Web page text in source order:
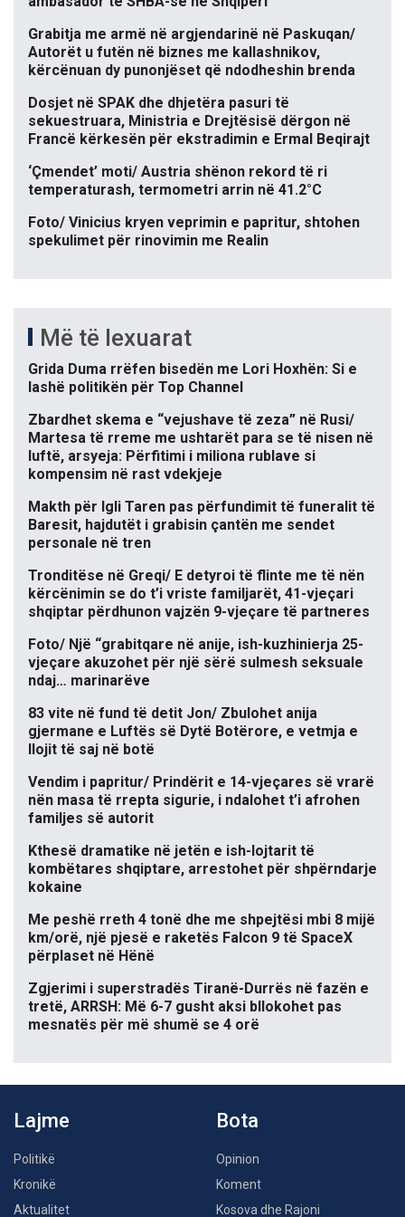
Grabitja me armë në argjendarinë në Paskuqan/
Autorët u futën në biznes me kallashnikov,
kërcënuan dy punonjëset që ndodheshin brenda
Dosjet në SPAK dhe dhjetëra pasuri të
sekuestruara, Ministria e Drejtësisë dërgon në
Francë kërkesën për ekstradimin e Ermal Beqirajt
‘Çmendet’ moti/ Austria shënon rekord të ri
temperaturash, termometri arrin në 41.2°C
Foto/ Vinicius kryen veprimin e papritur, shtohen
spekulimet për rinovimin me Realin
Më të lexuarat
Grida Duma rrëfen bisedën me Lori Hoxhën: Si e
lashë politikën për Top Channel
Zbardhet skema e “vejushave të zeza” në Rusi/
Martesa të rreme me ushtarët para se të nisen në
luftë, arsyeja: Përfitimi i miliona rublave si
kompensim në rast vdekjeje
Makth për Igli Taren pas përfundimit të funeralit të
Baresit, hajdutët i grabisin çantën me sendet
personale në tren
Tronditëse në Greqi/ E detyroi të flinte me të nën
kërcënimin se do t’i vriste familjarët, 41-vjeçari
shqiptar përdhunon vajzën 9-vjeçare të partneres
Foto/ Një “grabitqare në anije, ish-kuzhinierja 25-
vjeçare akuzohet për një sërë sulmesh seksuale
ndaj… marinarëve
83 vite në fund të detit Jon/ Zbulohet anija
gjermane e Luftës së Dytë Botërore, e vetmja e
llojit të saj në botë
Vendim i papritur/ Prindërit e 14-vjeçares së vrarë
nën masa të rrepta sigurie, i ndalohet t’i afrohen
familjes së autorit
Kthesë dramatike në jetën e ish-lojtarit të
kombëtares shqiptare, arrestohet për shpërndarje
kokaine
Me peshë rreth 4 tonë dhe me shpejtësi mbi 8 mijë
km/orë, një pjesë e raketës Falcon 9 të SpaceX
përplaset në Hënë
Zgjerimi i superstradës Tiranë-Durrës në fazën e
tretë, ARRSH: Më 6-7 gusht aksi bllokohet pas
mesnatës për më shumë se 4 orë
Lajme
Politikë
Kronikë
Aktualitet
Bota
Opinion
Koment
Kosova dhe Rajoni